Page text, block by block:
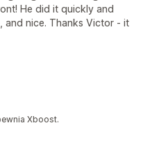
He did it quickly and
and nice. Thanks Victor - it
Xboost.